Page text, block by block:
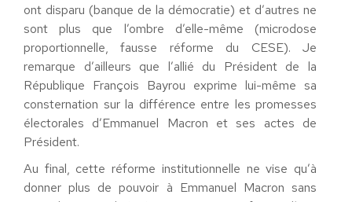
ont disparu (banque de la démocratie) et d’autres ne
sont plus que l’ombre d’elle-même (microdose
proportionnelle, fausse réforme du CESE). Je
remarque d’ailleurs que l’allié du Président de la
République François Bayrou exprime lui-même sa
consternation sur la différence entre les promesses
électorales d’Emmanuel Macron et ses actes de
Président.
Au final, cette réforme institutionnelle ne vise qu’à
donner plus de pouvoir à Emmanuel Macron sans